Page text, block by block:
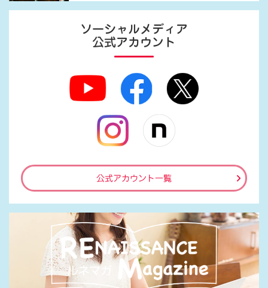
ソーシャルメディア
公式アカウント
公式アカウント一覧